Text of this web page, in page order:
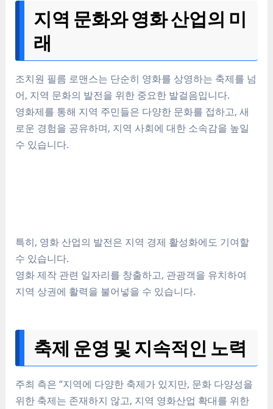
지역 문화와 영화 산업의 미
래
조치원 필름 로맨스는 단순히 영화를 상영하는 축제를 넘
어, 지역 문화의 발전을 위한 중요한 발걸음입니다.
영화제를 통해 지역 주민들은 다양한 문화를 접하고, 새
로운 경험을 공유하며, 지역 사회에 대한 소속감을 높일
수 있습니다.
특히, 영화 산업의 발전은 지역 경제 활성화에도 기여할
수 있습니다.
영화 제작 관련 일자리를 창출하고, 관광객을 유치하여
지역 상권에 활력을 불어넣을 수 있습니다.
축제 운영 및 지속적인 노력
주최 측은 “지역에 다양한 축제가 있지만, 문화 다양성을
위한 축제는 존재하지 않고, 지역 영화산업 확대를 위한